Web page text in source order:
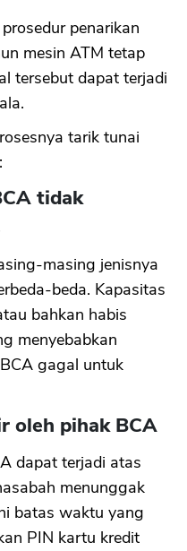
penarikan
mesin ATM tetap
tersebut dapat terjadi
tarik tunai
tidak
masing jenisnya
beda. Kapasitas
bahkan habis
menyebabkan
gagal untuk
oleh pihak BCA
dapat terjadi atas
menunggak
batas waktu yang
PIN kartu kredit
OK
CANCEL